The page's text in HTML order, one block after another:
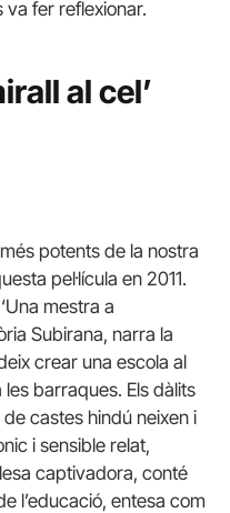
va fer reflexionar.
al cel’
potents de la nostra
pel·lícula en 2011.
mestra a
Subirana, narra la
crear una escola al
barraques. Els dàlits
castes hindú neixen i
i sensible relat,
captivadora, conté
l’educació, entesa com